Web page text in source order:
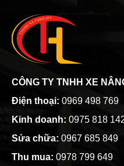
CÔNG TY TNHH XE
Điện thoại: 0969 498 769
Kinh doanh: 0975 818
Sửa chữa: 0967 685 849
Thu mua: 0978 799 649